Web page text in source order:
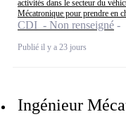
activités dans le secteur du
Mécatronique pour prendre en
CDI - Non renseigné
Publié il y a 23 jours
Ingénieur